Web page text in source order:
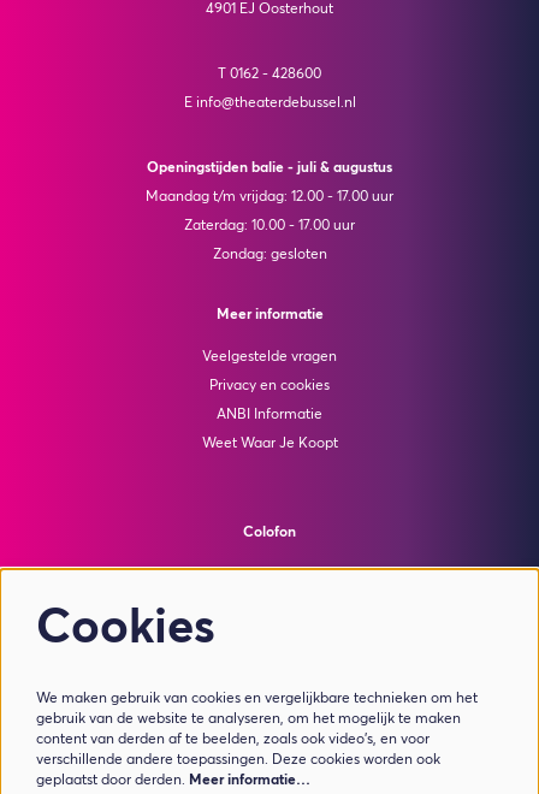
4901 EJ Oosterhout
T 0162 - 428600
E info@theaterdebussel.nl
Openingstijden balie - juli & augustus
Maandag t/m vrijdag: 12.00 - 17.00 uur
Zaterdag: 10.00 - 17.00 uur
Zondag: gesloten
Meer informatie
Veelgestelde vragen
Privacy en cookies
ANBI Informatie
Weet Waar Je Koopt
Colofon
Meld je aan voor de nieuwsbrief
Cookies
We maken gebruik van cookies en vergelijkbare technieken om het
gebruik van de website te analyseren, om het mogelijk te maken
content van derden af te beelden, zoals ook video’s, en voor
verschillende andere toepassingen. Deze cookies worden ook
geplaatst door derden. Meer informatie…